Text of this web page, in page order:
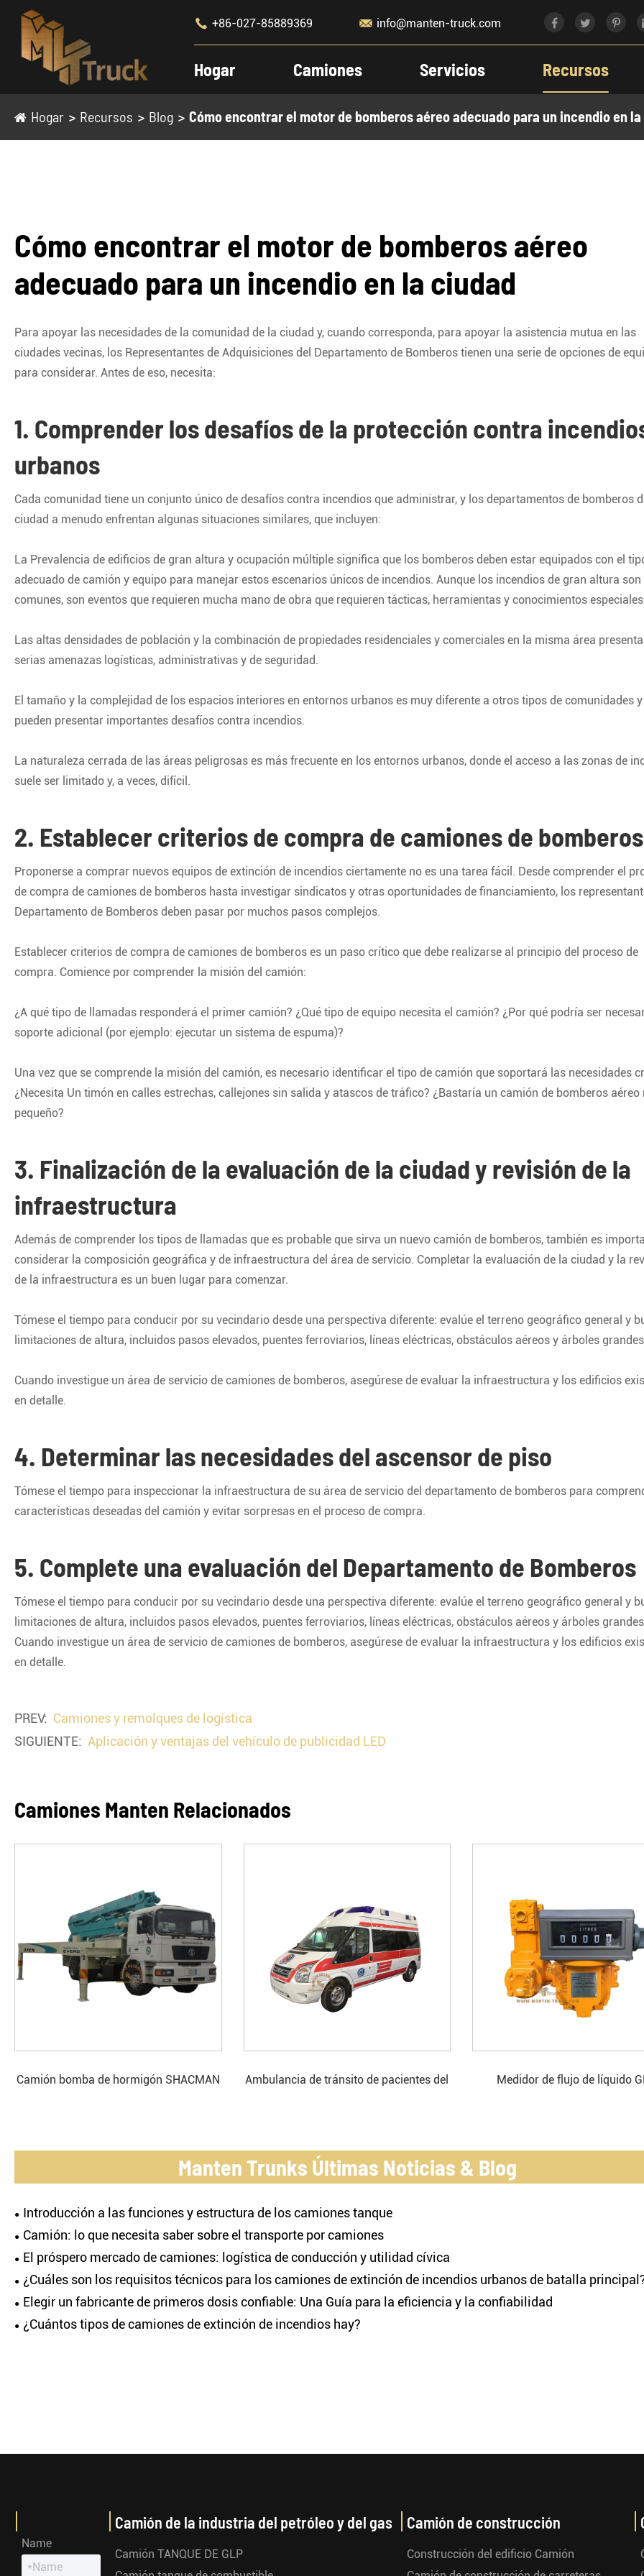
 +86-027-85889369  info@manten-truck.com
Hogar Camiones Servicios Recursos
Hogar Recursos Blog Cómo encontrar el motor de bomberos aéreo adecuado para un incendio en
Cómo encontrar el motor de bomberos aéreo
adecuado para un incendio en la ciudad
Para apoyar las necesidades de la comunidad de la ciudad y, cuando corresponda, para apoyar la asistencia mutua en las
ciudades vecinas, los Representantes de Adquisiciones del Departamento de Bomberos tienen una serie de opciones de
para considerar. Antes de eso, necesita:
1. Comprender los desafíos de la protección contra
urbanos
Cada comunidad tiene un conjunto único de desafíos contra incendios que administrar, y los departamentos de bomberos
ciudad a menudo enfrentan algunas situaciones similares, que incluyen:
La Prevalencia de edificios de gran altura y ocupación múltiple significa que los bomberos deben estar equipados con el
adecuado de camión y equipo para manejar estos escenarios únicos de incendios. Aunque los incendios de gran altura son
comunes, son eventos que requieren mucha mano de obra que requieren tácticas, herramientas y conocimientos
Las altas densidades de población y la combinación de propiedades residenciales y comerciales en la misma área
serias amenazas logísticas, administrativas y de seguridad.
El tamaño y la complejidad de los espacios interiores en entornos urbanos es muy diferente a otros tipos de comunidades y
pueden presentar importantes desafíos contra incendios.
La naturaleza cerrada de las áreas peligrosas es más frecuente en los entornos urbanos, donde el acceso a las zonas de
suele ser limitado y, a veces, difícil.
2. Establecer criterios de compra de camiones de bomberos
Proponerse a comprar nuevos equipos de extinción de incendios ciertamente no es una tarea fácil. Desde comprender el
de compra de camiones de bomberos hasta investigar sindicatos y otras oportunidades de financiamiento, los
Departamento de Bomberos deben pasar por muchos pasos complejos.
Establecer criterios de compra de camiones de bomberos es un paso crítico que debe realizarse al principio del proceso de
compra. Comience por comprender la misión del camión:
¿A qué tipo de llamadas responderá el primer camión? ¿Qué tipo de equipo necesita el camión? ¿Por qué podría ser
soporte adicional (por ejemplo: ejecutar un sistema de espuma)?
Una vez que se comprende la misión del camión, es necesario identificar el tipo de camión que soportará las necesidades
¿Necesita Un timón en calles estrechas, callejones sin salida y atascos de tráfico? ¿Bastaría un camión de bomberos aéreo
pequeño?
3. Finalización de la evaluación de la ciudad y revisión de la
infraestructura
Además de comprender los tipos de llamadas que es probable que sirva un nuevo camión de bomberos, también es
considerar la composición geográfica y de infraestructura del área de servicio. Completar la evaluación de la ciudad y la
de la infraestructura es un buen lugar para comenzar.
Tómese el tiempo para conducir por su vecindario desde una perspectiva diferente: evalúe el terreno geográfico general y
limitaciones de altura, incluidos pasos elevados, puentes ferroviarios, líneas eléctricas, obstáculos aéreos y árboles
Cuando investigue un área de servicio de camiones de bomberos, asegúrese de evaluar la infraestructura y los edificios
en detalle.
4. Determinar las necesidades del ascensor de piso
Tómese el tiempo para inspeccionar la infraestructura de su área de servicio del departamento de bomberos para
características deseadas del camión y evitar sorpresas en el proceso de compra.
5. Complete una evaluación del Departamento de Bomberos
Tómese el tiempo para conducir por su vecindario desde una perspectiva diferente: evalúe el terreno geográfico general y
limitaciones de altura, incluidos pasos elevados, puentes ferroviarios, líneas eléctricas, obstáculos aéreos y árboles
Cuando investigue un área de servicio de camiones de bomberos, asegúrese de evaluar la infraestructura y los edificios
en detalle.
PREV: Camiones y remolques de logística
SIGUIENTE: Aplicación y ventajas del vehículo de publicidad LED
Camiones Manten Relacionados
Camión bomba de hormigón SHACMAN
Ambulancia de tránsito de pacientes del
Medidor de flujo de líquido
Manten Trunks Últimas Noticias & Blog
Introducción a las funciones y estructura de los camiones tanque
Camión: lo que necesita saber sobre el transporte por camiones
El próspero mercado de camiones: logística de conducción y utilidad cívica
¿Cuáles son los requisitos técnicos para los camiones de extinción de incendios urbanos de batalla
Elegir un fabricante de primeros dosis confiable: Una Guía para la eficiencia y la confiabilidad
¿Cuántos tipos de camiones de extinción de incendios hay?
Name
Camión de la industria del petróleo y del gas
Camión TANQUE DE GLP
Camión de construcción
Construcción del edificio Camión